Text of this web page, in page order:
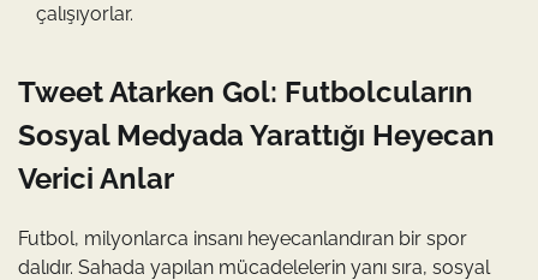
çalışıyorlar.
Tweet Atarken Gol: Futbolcuların
Sosyal Medyada Yarattığı Heyecan
Verici Anlar
Futbol, milyonlarca insanı heyecanlandıran bir spor
dalıdır. Sahada yapılan mücadelelerin yanı sıra, sosyal